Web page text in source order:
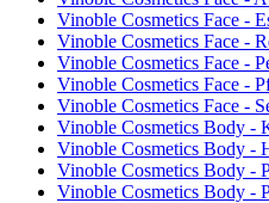
Vinoble Cosmetics Face -
Vinoble Cosmetics Face -
Vinoble Cosmetics Face -
Vinoble Cosmetics Face -
Vinoble Cosmetics Face -
Vinoble Cosmetics Body -
Vinoble Cosmetics Body -
Vinoble Cosmetics Body -
Vinoble Cosmetics Body -